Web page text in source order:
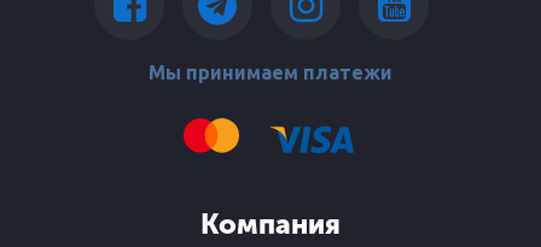
Мы принимаем платежи
Компания